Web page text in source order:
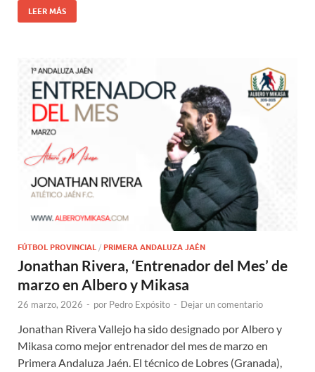
LEER MÁS
FÚTBOL PROVINCIAL / PRIMERA ANDALUZA JAÉN
Jonathan Rivera, ‘Entrenador del Mes’ de
marzo en Albero y Mikasa
26 marzo, 2026 - por Pedro Expósito - Dejar un comentario
Jonathan Rivera Vallejo ha sido designado por Albero y
Mikasa como mejor entrenador del mes de marzo en
Primera Andaluza Jaén. El técnico de Lobres (Granada),